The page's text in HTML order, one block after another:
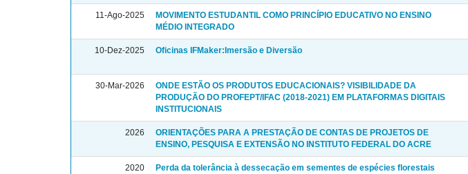
11-Ago-2025
MOVIMENTO ESTUDANTIL COMO PRINCÍPIO EDUCATIVO NO ENSINO
MÉDIO INTEGRADO
10-Dez-2025 Oficinas IFMaker:Imersão e Diversão
30-Mar-2026
ONDE ESTÃO OS PRODUTOS EDUCACIONAIS? VISIBILIDADE DA
PRODUÇÃO DO PROFEPT/IFAC (2018-2021) EM PLATAFORMAS DIGITAIS
INSTITUCIONAIS
2026
ORIENTAÇÕES PARA A PRESTAÇÃO DE CONTAS DE PROJETOS DE
ENSINO, PESQUISA E EXTENSÃO NO INSTITUTO FEDERAL DO ACRE
2020 Perda da tolerância à dessecação em sementes de espécies florestais